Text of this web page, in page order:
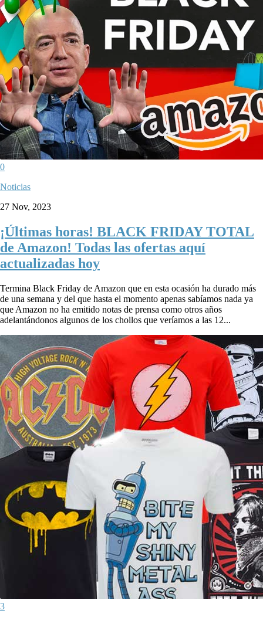
0
Noticias
27 Nov, 2023
¡Últimas horas! BLACK FRIDAY TOTAL
de Amazon! Todas las ofertas aquí
actualizadas hoy
Termina Black Friday de Amazon que en esta ocasión ha durado más
de una semana y del que hasta el momento apenas sabíamos nada ya
que Amazon no ha emitido notas de prensa como otros años
adelantándonos algunos de los chollos que veríamos a las 12...
3